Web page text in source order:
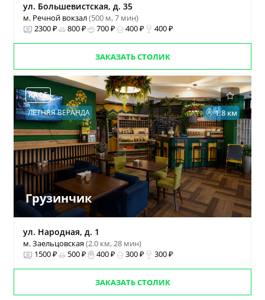
ул. Большевистская, д. 35
м. Речной вокзал(500 м, 7 мин)
2300 ₽
800 ₽ 700 ₽ 400 ₽ 400 ₽
ЗАКАЗАТЬ СТОЛИК
КАФЕ
1.8 км
ЛЕТНЯЯ ВЕРАНДА
Грузинчик
ул. Народная, д. 1
м. Заельцовская(2.0 км, 28 мин)
1500 ₽
500 ₽ 400 ₽ 300 ₽ 300 ₽
ЗАКАЗАТЬ СТОЛИК